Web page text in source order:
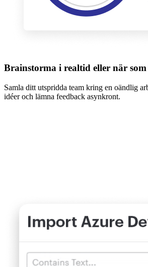
Brainstorma i realtid eller när som
Samla ditt utspridda team kring en oändlig
idéer och lämna feedback asynkront.